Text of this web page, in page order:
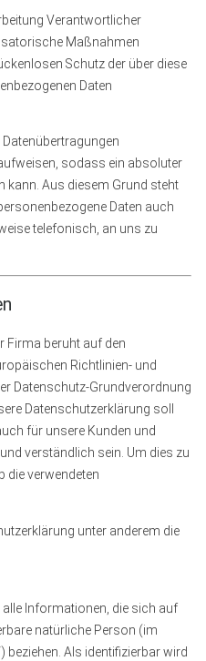
Verantwortlicher
Maßnahmen
Schutz der über diese
Daten
sodass ein absoluter
kann. Aus diesem Grund steht
Daten auch
telefonisch, an uns zu
Firma beruht auf den
Richtlinien- und
Datenschutz-Grundverordnung
Datenschutzerklärung soll
für unsere Kunden und
verständlich sein. Um dies zu
die verwendeten
unter anderem die
Informationen, die sich auf
natürliche Person (im
beziehen. Als identifizierbar wird